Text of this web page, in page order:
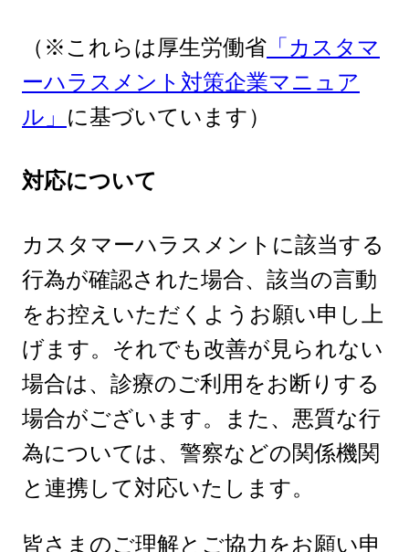
（※これらは厚生労働省 「カスタマ
ーハラスメント対策企業マニュア
ル」 に基づいています）
対応について
カスタマーハラスメントに該当する
行為が確認された場合、該当の言動
をお控えいただくようお願い申し上
げます。それでも改善が見られない
場合は、診療のご利用をお断りする
場合がございます。また、悪質な行
為については、警察などの関係機関
と連携して対応いたします。
皆さまのご理解とご協力をお願い申